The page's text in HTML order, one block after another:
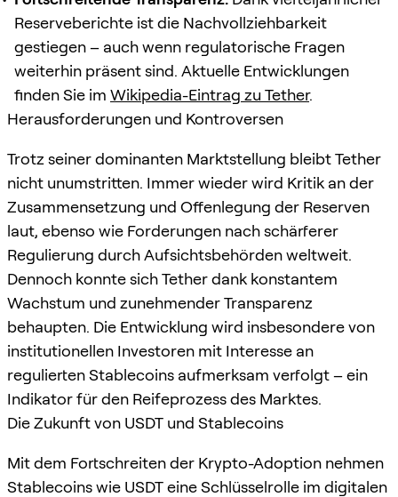
Reserveberichte ist die Nachvollziehbarkeit
gestiegen – auch wenn regulatorische Fragen
weiterhin präsent sind. Aktuelle Entwicklungen
finden Sie im Wikipedia-Eintrag zu Tether.
Herausforderungen und Kontroversen
Trotz seiner dominanten Marktstellung bleibt Tether
nicht unumstritten. Immer wieder wird Kritik an der
Zusammensetzung und Offenlegung der Reserven
laut, ebenso wie Forderungen nach schärferer
Regulierung durch Aufsichtsbehörden weltweit.
Dennoch konnte sich Tether dank konstantem
Wachstum und zunehmender Transparenz
behaupten. Die Entwicklung wird insbesondere von
institutionellen Investoren mit Interesse an
regulierten Stablecoins aufmerksam verfolgt – ein
Indikator für den Reifeprozess des Marktes.
Die Zukunft von USDT und Stablecoins
Mit dem Fortschreiten der Krypto-Adoption nehmen
Stablecoins wie USDT eine Schlüsselrolle im digitalen